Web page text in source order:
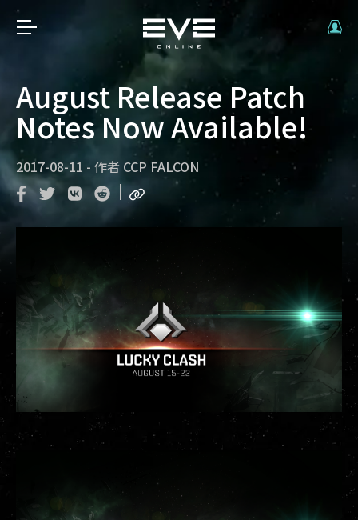
August Release Patch
Notes Now Available!
2017-08-11 - 作者 CCP FALCON